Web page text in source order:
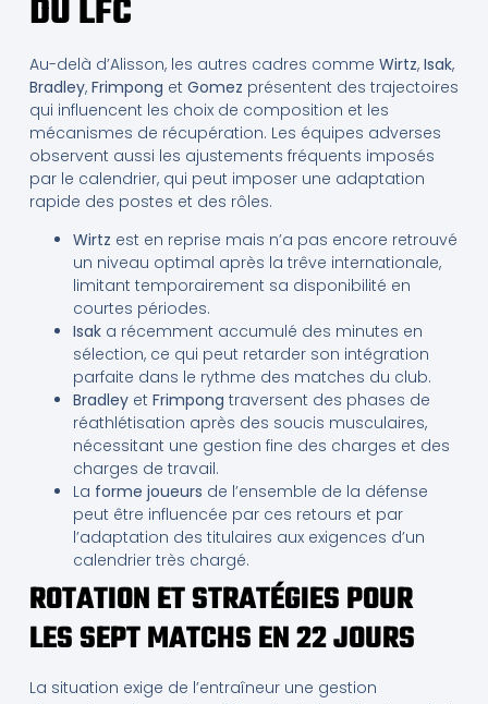
DU LFC
Au-delà d’Alisson, les autres cadres comme Wirtz, Isak,
Bradley, Frimpong et Gomez présentent des trajectoires
qui influencent les choix de composition et les
mécanismes de récupération. Les équipes adverses
observent aussi les ajustements fréquents imposés
par le calendrier, qui peut imposer une adaptation
rapide des postes et des rôles.
Wirtz est en reprise mais n’a pas encore retrouvé
un niveau optimal après la trêve internationale,
limitant temporairement sa disponibilité en
courtes périodes.
Isaka récemment accumulé des minutes en
sélection, ce qui peut retarder son intégration
parfaite dans le rythme des matches du club.
Bradleyet Frimpong traversent des phases de
réathlétisation après des soucis musculaires,
nécessitant une gestion fine des charges et des
charges de travail.
La forme joueurs de l’ensemble de la défense
peut être influencée par ces retours et par
l’adaptation des titulaires aux exigences d’un
calendrier très chargé.
ROTATION ET STRATÉGIES POUR
LES SEPT MATCHS EN 22 JOURS
La situation exige de l’entraîneur une gestion